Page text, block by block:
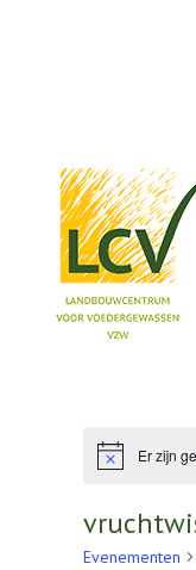
PUBLICATIES
AGENDA
BerichtEr zijn
Evenementen